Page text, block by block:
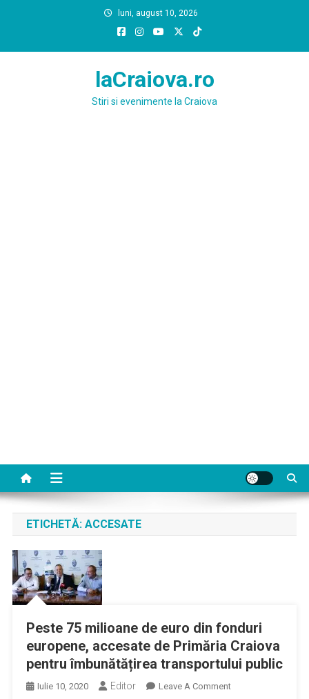
luni, august 10, 2026
laCraiova.ro
Stiri si evenimente la Craiova
ETICHETĂ: ACCESATE
Peste 75 milioane de euro din fonduri
europene, accesate de Primăria Craiova
pentru îmbunătățirea transportului public
Iulie 10, 2020 Editor Leave A CommentOn